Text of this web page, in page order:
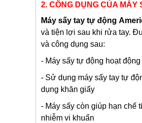
2. CÔNG DỤNG CỦA
Máy sấy tay tự động
và tiện lợi sau khi rửa tay.
và công dụng sau:
- Máy sấy tự động hoạt
- Sử dụng máy sấy tay tự
dụng khăn giấy
- Máy sấy còn giúp hạn chế
nhiễm vi khuẩn